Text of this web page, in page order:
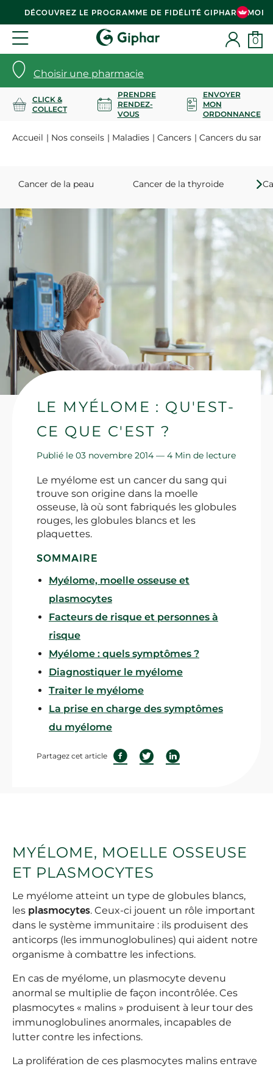
DÉCOUVREZ LE PROGRAMME DE FIDÉLITÉ GIPHAR & MOI
Choisir une pharmacie
0
CLICK &
COLLECT
PRENDRE
RENDEZ-
VOUS
ENVOYER
MON
ORDONNANCE
Accueil Nos conseils Maladies Cancers Cancers du sang
Cancer de la peau Cancer de la thyroide
LE MYÉLOME : QU'EST-
CE QUE C'EST ?
Publié le 03 novembre 2014 — 4 Min de lecture
Le myélome est un cancer du sang qui
trouve son origine dans la moelle
osseuse, là où sont fabriqués les globules
rouges, les globules blancs et les
plaquettes.
SOMMAIRE
Myélome, moelle osseuse et
plasmocytes
Facteurs de risque et personnes à
risque
Myélome : quels symptômes ?
Diagnostiquer le myélome
Traiter le myélome
La prise en charge des symptômes
du myélome
Partagez cet article
MYÉLOME, MOELLE OSSEUSE
ET PLASMOCYTES
Le myélome atteint un type de globules blancs,
les plasmocytes. Ceux-ci jouent un rôle important
dans le système immunitaire : ils produisent des
anticorps (les immunoglobulines) qui aident notre
organisme à combattre les infections.
En cas de myélome, un plasmocyte devenu
anormal se multiplie de façon incontrôlée. Ces
plasmocytes « malins » produisent à leur tour des
immunoglobulines anormales, incapables de
lutter contre les infections.
La prolifération de ces plasmocytes malins entrave